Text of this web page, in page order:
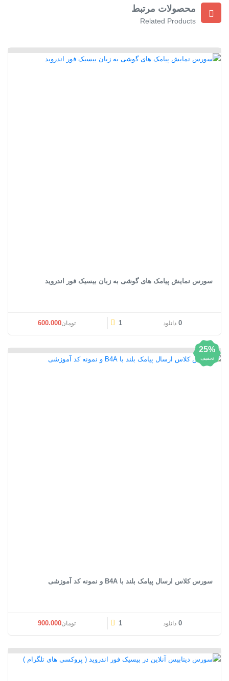
محصولات مرتبط
Related Products
سورس نمایش پیامک های گوشی به زبان بیسیک فور اندروید
0 دانلود 1 تومان600.000
25%
تخفیف
سورس کلاس ارسال پیامک بلند با B4A و نمونه کد آموزشی
0 دانلود 1 قیمت اصلی: تومان1.200.000 بود.
تومان900.000قیمت فعلی: